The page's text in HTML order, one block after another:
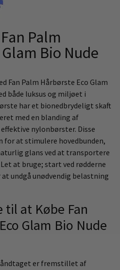
Palm
Bio Nude
Fan Palm Hårbørste Eco Glam
både luksus og miljøet i
har et bionedbrydeligt skaft
med en blanding af
nylonbørster. Disse
for at stimulere hovedbunden,
glans ved at transportere
at bruge; start ved rødderne
undgå unødvendig belastning
til at Købe Fan
Glam Bio Nude
er fremstillet af